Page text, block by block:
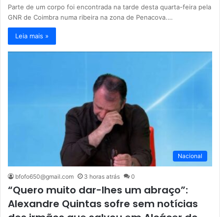
Parte de um corpo foi encontrada na tarde desta quarta-feira pela
GNR de Coimbra numa ribeira na zona de Penacova.…
Leia mais »
Nacional
bfofo650@gmail.com 3 horas atrás 0
“Quero muito dar-lhes um abraço”:
Alexandre Quintas sofre sem notícias